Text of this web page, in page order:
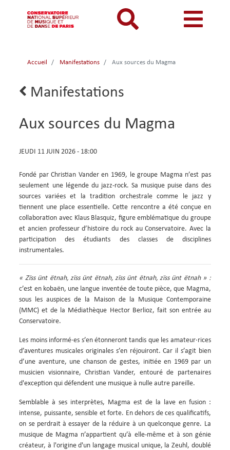
au
contenu
Catalogue
Mon
compte
mobile
Menu
mon
mobile
Je me connecte pour la première fois
Menu
mobile
INFORMATIONS PRATIQUES
FONDS CDMC-MMC
Accueil Manifestations Aux sources du Magma
Lien Manifestations
Aux sources du Magma
DATE
HEURE
DE
LA
MANIFESTATION
JEUDI 11 JUIN 2026 - 18:00
Fondé par Christian Vander en 1969, le groupe Magma n’est pas
seulement une légende du jazz-rock. Sa musique puise dans des
sources variées et la tradition orchestrale comme le jazz y
tiennent une place essentielle. Cette rencontre a été conçue en
collaboration avec Klaus Blasquiz, figure emblématique du groupe
et ancien professeur d’histoire du rock au Conservatoire. Avec la
participation des étudiants des classes de disciplines
instrumentales.
« Zïss ünt ëtnah, zïss ünt ëtnah, zïss ünt ëtnah, zïss ünt ëtnah » :
c’est en kobaën, une langue inventée de toute pièce, que Magma,
sous les auspices de la Maison de la Musique Contemporaine
(MMC) et de la Médiathèque Hector Berlioz, fait son entrée au
Conservatoire.
Les moins informé·es s’en étonneront tandis que les amateur·rices
d’aventures musicales originales s’en réjouiront. Car il s’agit bien
d’une aventure, une chanson de gestes, initiée en 1969 par un
musicien visionnaire, Christian Vander, entouré de partenaires
d'exception qui défendent une musique à nulle autre pareille.
Semblable à ses interprètes, Magma est de la lave en fusion :
intense, puissante, sensible et forte. En dehors de ces qualificatifs,
on se perdrait à essayer de la réduire à un quelconque genre. La
musique de Magma n’appartient qu’à elle-même et à son génie
créateur, à l'origine d'un langage musical unique, la Zeuhl, doublé